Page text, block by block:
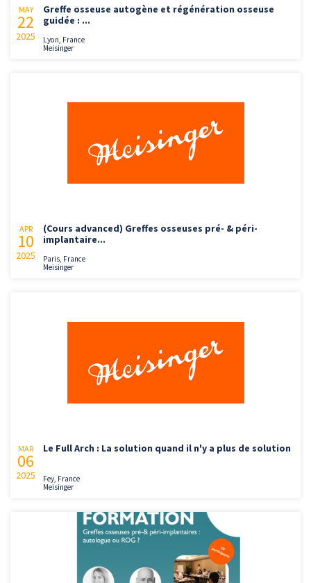
MAY
22
2025
Greffe osseuse autogène et régénération osseuse
guidée : ...
Lyon, France
Meisinger
APR
10
2025
(Cours advanced) Greffes osseuses pré- & péri-
implantaire...
Paris, France
Meisinger
MAR
06
2025
Le Full Arch : La solution quand il n'y a plus de solution
Fey, France
Meisinger